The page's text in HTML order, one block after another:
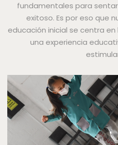
fundamentales para
exitoso. Es por eso que
educación inicial se centra
una experiencia